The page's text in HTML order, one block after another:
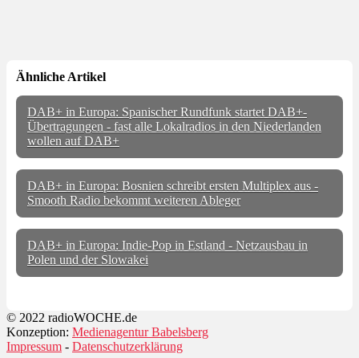
Ähnliche Artikel
DAB+ in Europa: Spanischer Rundfunk startet DAB+-
Übertragungen - fast alle Lokalradios in den Niederlanden
wollen auf DAB+
DAB+ in Europa: Bosnien schreibt ersten Multiplex aus -
Smooth Radio bekommt weiteren Ableger
DAB+ in Europa: Indie-Pop in Estland - Netzausbau in
Polen und der Slowakei
© 2022 radioWOCHE.de
Konzeption: Medienagentur Babelsberg
Impressum - Datenschutzerklärung